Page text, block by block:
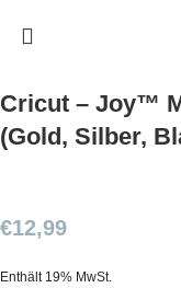
Cricut – Joy™
(Gold, Silber,
€12,99
Enthält 19% MwSt.